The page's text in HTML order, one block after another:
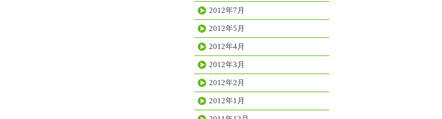
2012年7月
2012年5月
2012年4月
2012年3月
2012年2月
2012年1月